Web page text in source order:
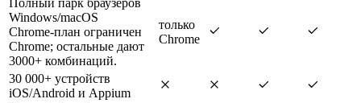
Полный парк браузеров
Windows/macOS
Chrome-план ограничен
Chrome; остальные дают
3000+ комбинаций.
только
Chrome
30 000+ устройств
iOS/Android и Appium